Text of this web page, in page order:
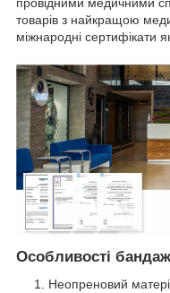
провідними медичними
товарів з найкращою
міжнародні сертифікати
Особливості
Неопреновий